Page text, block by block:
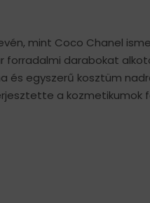
mint Coco Chanel
forradalmi darabokat
és egyszerű kosztüm
a kozmetikumok